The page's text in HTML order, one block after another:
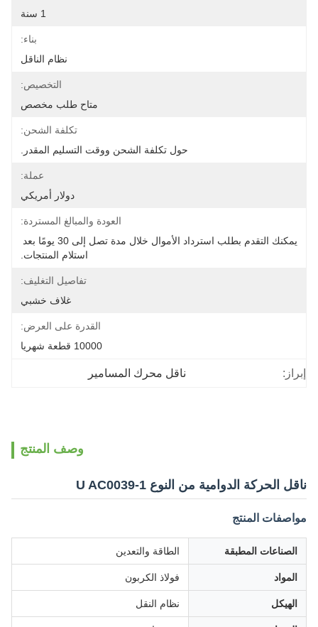
بناء:
نظام الناقل
التخصيص:
متاح طلب مخصص
تكلفة الشحن:
حول تكلفة الشحن ووقت التسليم المقدر.
عملة:
دولار أمريكي
العودة والمبالغ المستردة:
يمكنك التقدم بطلب استرداد الأموال خلال مدة تصل إلى 30 يومًا بعد
استلام المنتجات.
تفاصيل التغليف:
غلاف خشبي
القدرة على العرض:
10000 قطعة شهريا
إبراز: ناقل محرك المسامير
وصف المنتج
ناقل الحركة الدوامية من النوع U AC0039-1
مواصفات المنتج
الصناعات المطبقة الطاقة والتعدين
المواد فولاذ الكربون
الهيكل نظام النقل